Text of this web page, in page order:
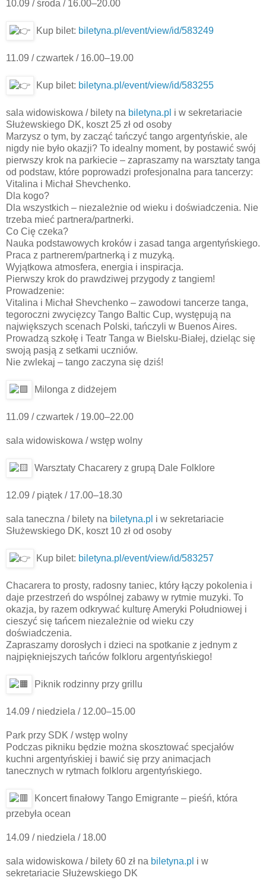
10.09 / środa / 16.00–20.00
Kup bilet: biletyna.pl/event/view/id/583249
11.09 / czwartek / 16.00–19.00
Kup bilet: biletyna.pl/event/view/id/583255
sala widowiskowa / bilety na biletyna.pl i w sekretariacie
Służewskiego DK, koszt 25 zł od osoby
Marzysz o tym, by zacząć tańczyć tango argentyńskie, ale
nigdy nie było okazji? To idealny moment, by postawić swój
pierwszy krok na parkiecie – zapraszamy na warsztaty tanga
od podstaw, które poprowadzi profesjonalna para tancerzy:
Vitalina i Michał Shevchenko.
Dla kogo?
Dla wszystkich – niezależnie od wieku i doświadczenia. Nie
trzeba mieć partnera/partnerki.
Co Cię czeka?
Nauka podstawowych kroków i zasad tanga argentyńskiego.
Praca z partnerem/partnerką i z muzyką.
Wyjątkowa atmosfera, energia i inspiracja.
Pierwszy krok do prawdziwej przygody z tangiem!
Prowadzenie:
Vitalina i Michał Shevchenko – zawodowi tancerze tanga,
tegoroczni zwycięzcy Tango Baltic Cup, występują na
największych scenach Polski, tańczyli w Buenos Aires.
Prowadzą szkołę i Teatr Tanga w Bielsku-Białej, dzieląc się
swoją pasją z setkami uczniów.
Nie zwlekaj – tango zaczyna się dziś!
Milonga z didżejem
11.09 / czwartek / 19.00–22.00
sala widowiskowa / wstęp wolny
Warsztaty Chacarery z grupą Dale Folklore
12.09 / piątek / 17.00–18.30
sala taneczna / bilety na biletyna.pl i w sekretariacie
Służewskiego DK, koszt 10 zł od osoby
Kup bilet: biletyna.pl/event/view/id/583257
Chacarera to prosty, radosny taniec, który łączy pokolenia i
daje przestrzeń do wspólnej zabawy w rytmie muzyki. To
okazja, by razem odkrywać kulturę Ameryki Południowej i
cieszyć się tańcem niezależnie od wieku czy
doświadczenia.
Zapraszamy dorosłych i dzieci na spotkanie z jednym z
najpiękniejszych tańców folkloru argentyńskiego!
Piknik rodzinny przy grillu
14.09 / niedziela / 12.00–15.00
Park przy SDK / wstęp wolny
Podczas pikniku będzie można skosztować specjałów
kuchni argentyńskiej i bawić się przy animacjach
tanecznych w rytmach folkloru argentyńskiego.
Koncert finałowy Tango Emigrante – pieśń, która
przebyła ocean
14.09 / niedziela / 18.00
sala widowiskowa / bilety 60 zł na biletyna.pl i w
sekretariacie Służewskiego DK